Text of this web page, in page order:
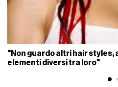
"Non guardo altri hair styles,
elementi diversi tra loro"